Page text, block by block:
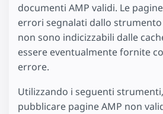
documenti AMP validi. Le
errori segnalati dallo strumento
non sono indicizzabili dalle
essere eventualmente fornite
errore.
Utilizzando i seguenti
pubblicare pagine AMP non